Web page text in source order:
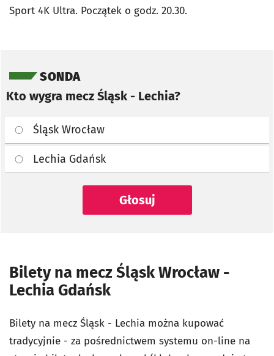
Sport 4K Ultra. Początek o godz. 20.30.
SONDA
Kto wygra mecz Śląsk - Lechia?
Śląsk Wrocław
Lechia Gdańsk
Głosuj
Bilety na mecz Śląsk Wrocław -
Lechia Gdańsk
Bilety na mecz Śląsk - Lechia można kupować
tradycyjnie - za pośrednictwem systemu on-line na